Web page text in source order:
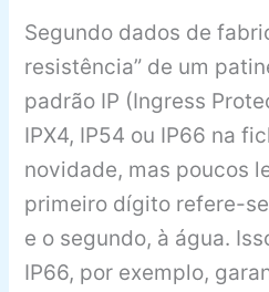
Segundo dados de
resistência” de um
padrão IP (Ingress
IPX4, IP54 ou IP66 na
novidade, mas poucos
primeiro dígito refere-
e o segundo, à água.
IP66, por exemplo,